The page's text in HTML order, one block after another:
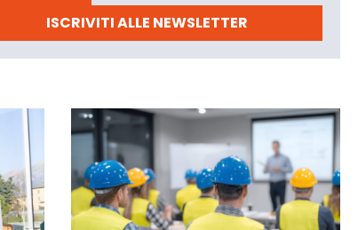
ISCRIVITI ALLE NEWSLETTER